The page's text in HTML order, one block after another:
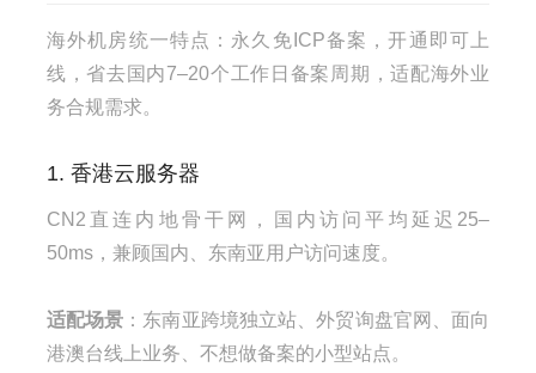
海外机房统一特点：永久免ICP备案，开通即可上
线，省去国内7–20个工作日备案周期，适配海外业
务合规需求。
1. 香港云服务器
CN2直连内地骨干网，国内访问平均延迟25–
50ms，兼顾国内、东南亚用户访问速度。
适配场景 ：东南亚跨境独立站、外贸询盘官网、面向
港澳台线上业务、不想做备案的小型站点。